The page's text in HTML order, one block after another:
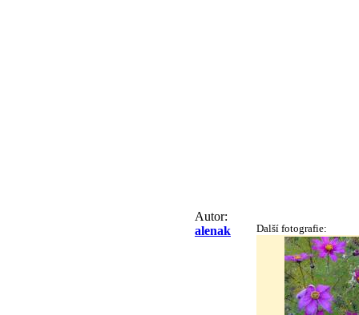
Autor:
alenak
Další fotografie: